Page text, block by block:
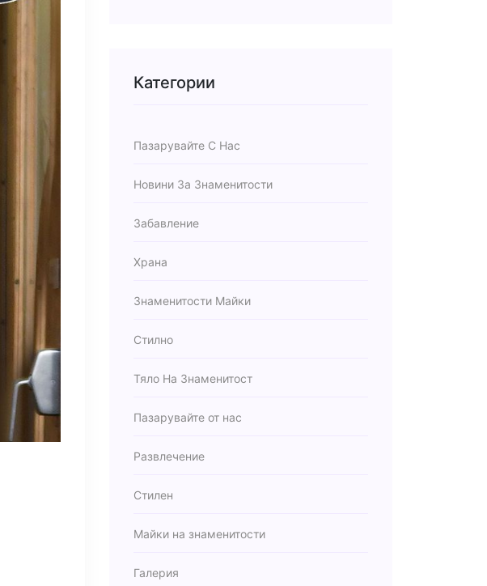
Категории
Пазарувайте С Нас
Новини За Знаменитости
Забавление
Храна
Знаменитости Майки
Стилно
Тяло На Знаменитост
Пазарувайте от нас
Развлечение
Стилен
Майки на знаменитости
Галерия